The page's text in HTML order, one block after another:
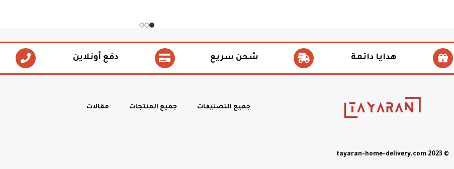
هدايا دائمة شحن سريع دفع أونلاين
جميع التصنيفات جميع المنتجات مقالات
© tayaran-home-delivery.com 2023